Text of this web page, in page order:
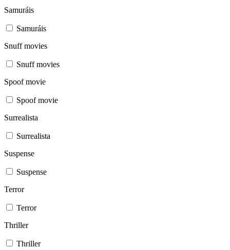
Samuráis
Samuráis
Snuff movies
Snuff movies
Spoof movie
Spoof movie
Surrealista
Surrealista
Suspense
Suspense
Terror
Terror
Thriller
Thriller